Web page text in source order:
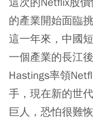
的產業開始面臨
這一年來，中國
一個產業的長江
Hastings率領
手，現在新的世
巨人，恐怕很難